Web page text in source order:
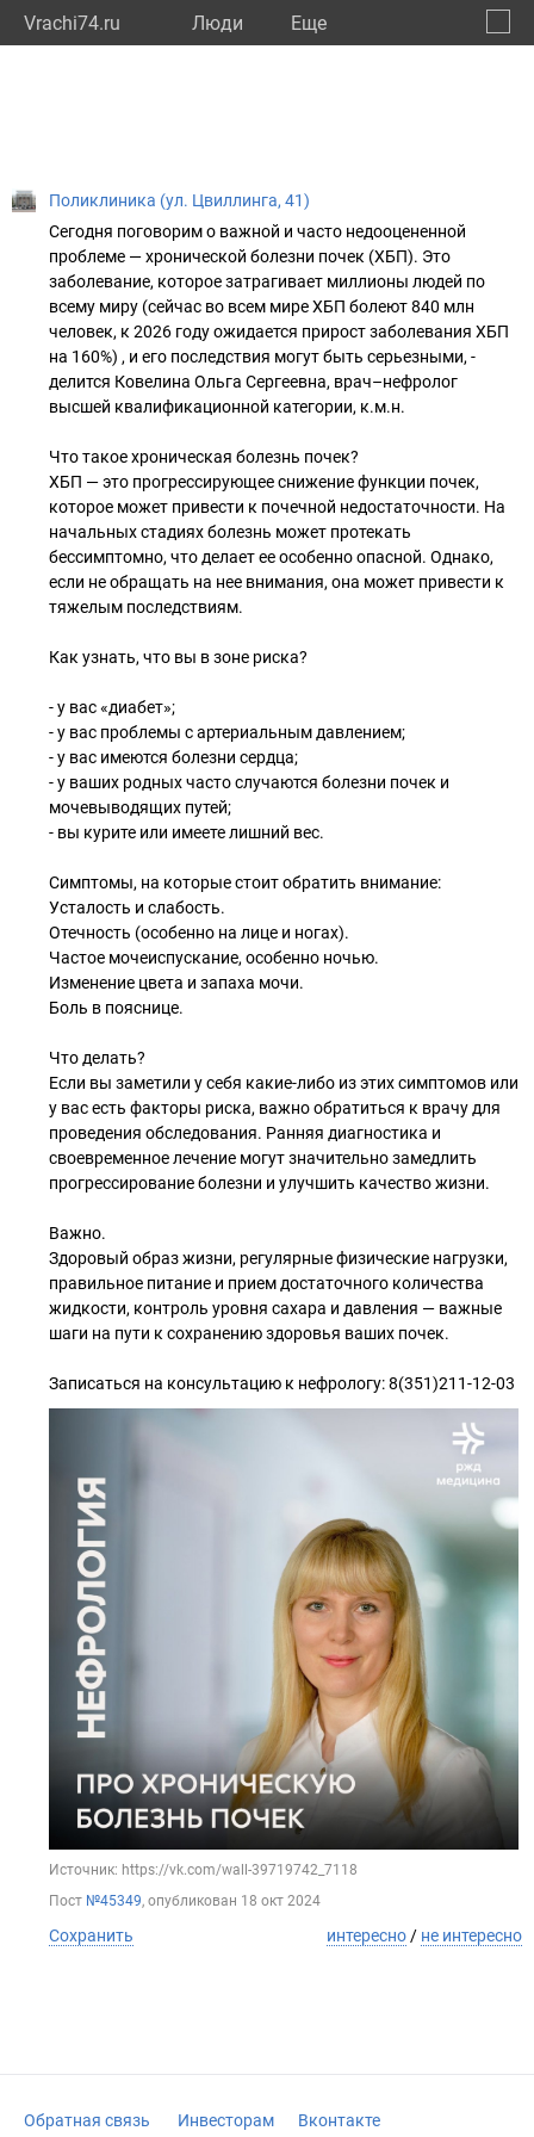
Vrachi74.ru Люди Eще
Поликлиника (ул. Цвиллинга, 41)
Сегодня поговорим о важной и часто недооцененной
проблеме — хронической болезни почек (ХБП). Это
заболевание, которое затрагивает миллионы людей по
всему миру (сейчас во всем мире ХБП болеют 840 млн
человек, к 2026 году ожидается прирост заболевания ХБП
на 160%) , и его последствия могут быть серьезными, -
делится Ковелина Ольга Сергеевна, врач–нефролог
высшей квалификационной категории, к.м.н.
Что такое хроническая болезнь почек?
ХБП — это прогрессирующее снижение функции почек,
которое может привести к почечной недостаточности. На
начальных стадиях болезнь может протекать
бессимптомно, что делает ее особенно опасной. Однако,
если не обращать на нее внимания, она может привести к
тяжелым последствиям.
Как узнать, что вы в зоне риска?
- у вас «диабет»;
- у вас проблемы с артериальным давлением;
- у вас имеются болезни сердца;
- у ваших родных часто случаются болезни почек и
мочевыводящих путей;
- вы курите или имеете лишний вес.
Симптомы, на которые стоит обратить внимание:
Усталость и слабость.
Отечность (особенно на лице и ногах).
Частое мочеиспускание, особенно ночью.
Изменение цвета и запаха мочи.
Боль в пояснице.
Что делать?
Если вы заметили у себя какие-либо из этих симптомов или
у вас есть факторы риска, важно обратиться к врачу для
проведения обследования. Ранняя диагностика и
своевременное лечение могут значительно замедлить
прогрессирование болезни и улучшить качество жизни.
Важно.
Здоровый образ жизни, регулярные физические нагрузки,
правильное питание и прием достаточного количества
жидкости, контроль уровня сахара и давления — важные
шаги на пути к сохранению здоровья ваших почек.
Записаться на консультацию к нефрологу: 8(351)211-12-03
Источник: https://vk.com/wall-39719742_7118
Пост №45349, опубликован 18 окт 2024
Сохранить интересно / не интересно
Обратная связь Инвесторам Вконтакте